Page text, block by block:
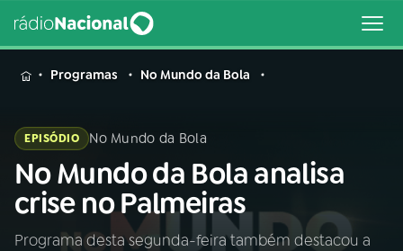
MENU
Buscar
na
Rádio
Nacional
Buscar
Programas No Mundo da Bola
EPISÓDIO No Mundo da Bola
No Mundo da Bola analisa
crise no Palmeiras
Programa desta segunda-feira também destacou a